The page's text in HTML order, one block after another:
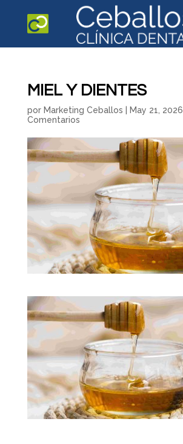
MIEL Y DIENTES
por Marketing Ceballos May 21, 2026
Comentarios